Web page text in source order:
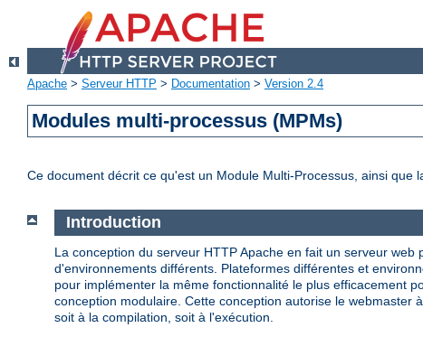
Apache > Serveur HTTP > Documentation > Version 2.4
Modules multi-processus (MPMs)
Ce document décrit ce qu'est un Module Multi-Processus, ainsi
Introduction
La conception du serveur HTTP Apache en fait un serveur
d'environnements différents. Plateformes différentes et
pour implémenter la même fonctionnalité le plus efficacement
conception modulaire. Cette conception autorise le webmaster
soit à la compilation, soit à l'exécution.